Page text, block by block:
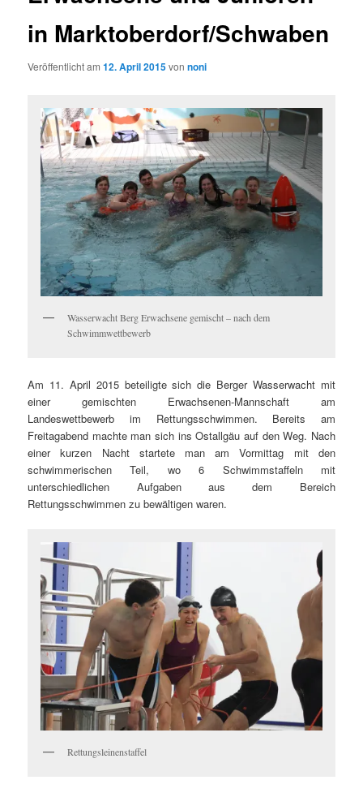
in Marktoberdorf/Schwaben
Veröffentlicht am12. April 2015vonnoni
Wasserwacht Berg Erwachsene gemischt – nach dem
Schwimmwettbewerb
Am 11. April 2015 beteiligte sich die Berger Wasserwacht mit
einer gemischten Erwachsenen-Mannschaft am
Landeswettbewerb im Rettungsschwimmen. Bereits am
Freitagabend machte man sich ins Ostallgäu auf den Weg. Nach
einer kurzen Nacht startete man am Vormittag mit den
schwimmerischen Teil, wo 6 Schwimmstaffeln mit
unterschiedlichen Aufgaben aus dem Bereich
Rettungsschwimmen zu bewältigen waren.
Rettungsleinenstaffel